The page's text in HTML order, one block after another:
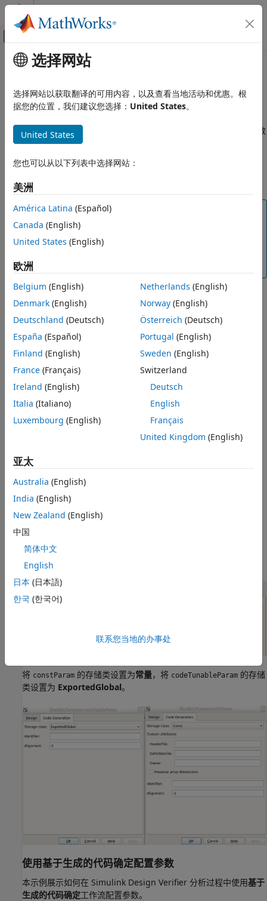
跳到内容
画布外导航菜单切换
文档主页
Simulink Design Verifier
从生成的代码中确定参数
本页内容
另请参阅
主要内容
本页采用了机器翻译。点击此处可查看最新英文版本。
从生成的代码中确定参数
Simulink Design Verifier™
选择生成的代码中可以改变值的参数
进行参数配置。
对于此类参数，会使用 Simulink.Parameter
大值作为参数配置进行分析。
注意
如果您在运行分析之前已经生成了代码，则建议使用此
工作流程。
PreLoadFcn 回调函数模型，在 MATLAB 工作区中定义
codeTunableParam 。
模型的代码生成设置：
将 constParam 的存储类设置为常量，将 codeTunableParam 的存储
类设置为 ExportedGlobal。
使用基于生成的代码确定配置参数
本示例展示如何在 Simulink Design Verifier 分析过程中使用基于
生成的代码确定工作流配置参数。
选择网站
选择网站以获取翻译的可用内容，以及查看当地活动和优惠。根
据您的位置，我们建议您选择： United States。
United States
您也可以从以下列表中选择网站：
美洲
América Latina (Español)
Canada (English)
United States (English)
欧洲
Belgium (English)
Denmark (English)
Deutschland (Deutsch)
España (Español)
Finland (English)
France (Français)
Ireland (English)
Italia (Italiano)
Luxembourg (English)
Netherlands (English)
Norway(English)
Österreich (Deutsch)
Portugal (English)
Sweden (English)
Switzerland
Deutsch
English
Français
United Kingdom (English)
亚太
Australia (English)
India (English)
New Zealand (English)
中国
简体中文
English
日本 (日本語)
한국 (한국어)
联系您当地的办事处